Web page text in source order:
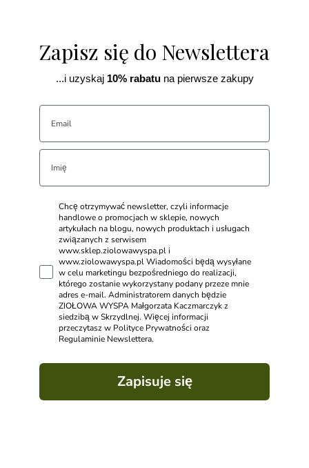
Zapisz się do Newslettera
...i uzyskaj10% rabatuna pierwsze zakupy
Chcę otrzymywać newsletter, czyli informacje
handlowe o promocjach w sklepie, nowych
artykułach na blogu, nowych produktach i usługach
związanych z serwisem
www.sklep.ziolowawyspa.pl i
www.ziolowawyspa.pl Wiadomości będą wysyłane
w celu marketingu bezpośredniego do realizacji,
którego zostanie wykorzystany podany przeze mnie
adres e-mail. Administratorem danych będzie
ZIOŁOWA WYSPA Małgorzata Kaczmarczyk z
siedzibą w Skrzydlnej. Więcej informacji
przeczytasz w Polityce Prywatności oraz
Regulaminie Newslettera.
Zapisuje się